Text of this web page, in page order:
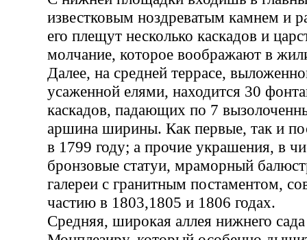
известковым ноздреватым камнем и
его плещут несколько каскадов и
молчание, которое воображают в
Далее, на средней террасе,
усаженной елями, находится 30
каскадов, падающих по 7
аршина ширины. Как первые, так и
в 1799 году; а прочие украшения, в
бронзовые статуи, мраморный
галереи с гранитным постаментом,
частию в 1803,1805 и 1806 годах.
Средняя, широкая аллея нижнего сада